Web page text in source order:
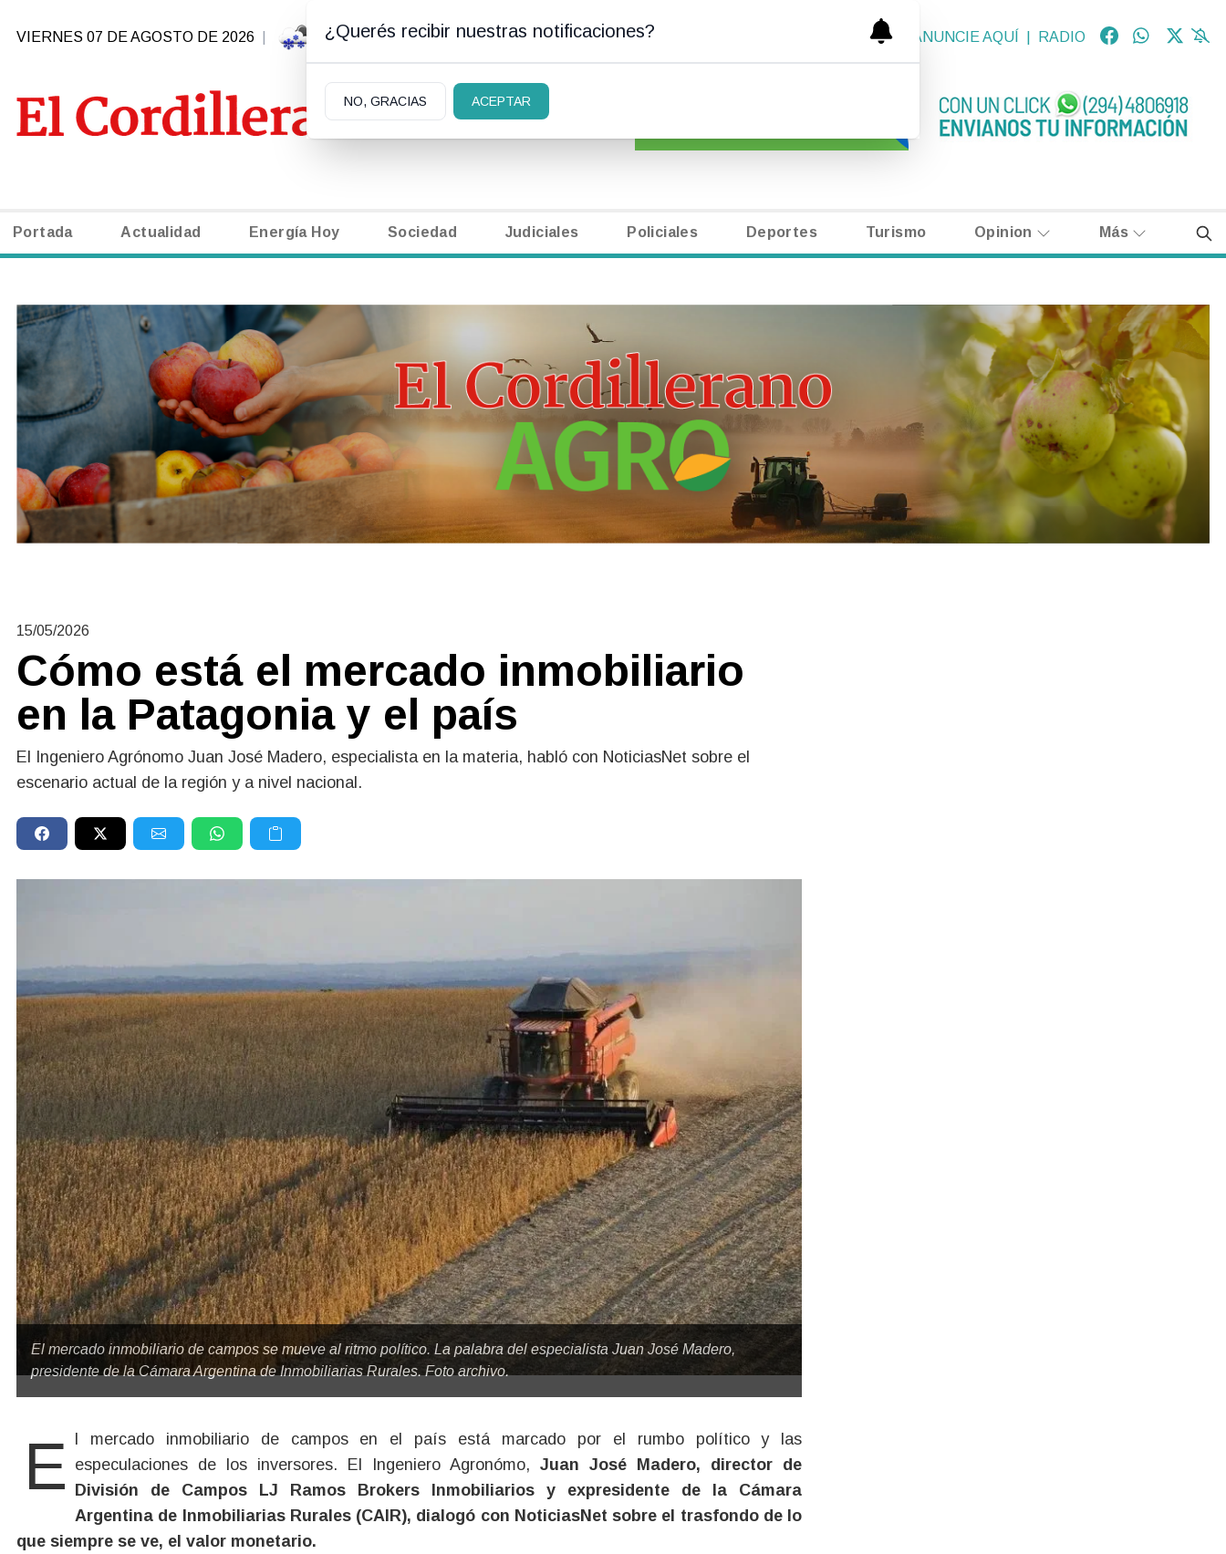
VIERNES 07 DE AGOSTO DE 2026 1.8ºC | SAN CARLOS DE BARILOCHE CLASIFICADOS NECROLÓGICAS ANUNCIE AQUÍ RADIO
Portada Actualidad Energía Hoy Sociedad Judiciales Policiales Deportes Turismo Opinion Más
15/05/2026
Cómo está el mercado inmobiliario
en la Patagonia y el país
El Ingeniero Agrónomo Juan José Madero, especialista en la materia, habló con NoticiasNet sobre el
escenario actual de la región y a nivel nacional.
El mercado inmobiliario de campos se mueve al ritmo político. La palabra del especialista Juan José Madero,
presidente de la Cámara Argentina de Inmobiliarias Rurales. Foto archivo.
El mercado inmobiliario de campos en el país está marcado por el rumbo político y las especulaciones de los inversores. El Ingeniero Agronómo,Juan José Madero, director de
División de Campos LJ Ramos Brokers Inmobiliarios y expresidente de la Cámara
Argentina de Inmobiliarias Rurales (CAIR), dialogó con NoticiasNet sobre el trasfondo de lo
que siempre se ve, el valor monetario.
¿Querés recibir nuestras notificaciones?
NO, GRACIAS ACEPTAR